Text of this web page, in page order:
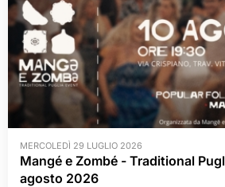
MERCOLEDÌ 29 LUGLIO 2026
Mangé e Zombé - Traditional
agosto 2026